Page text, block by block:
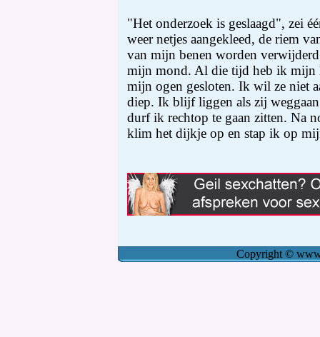
"Het onderzoek is geslaagd", zei
weer netjes aangekleed, de riem
van mijn benen worden
mijn mond. Al die tijd heb ik mijn
mijn ogen gesloten. Ik wil ze niet
diep. Ik blijf liggen als zij weggaan
durf ik rechtop te gaan zitten. Na
klim het dijkje op en stap ik op
Copyright ©